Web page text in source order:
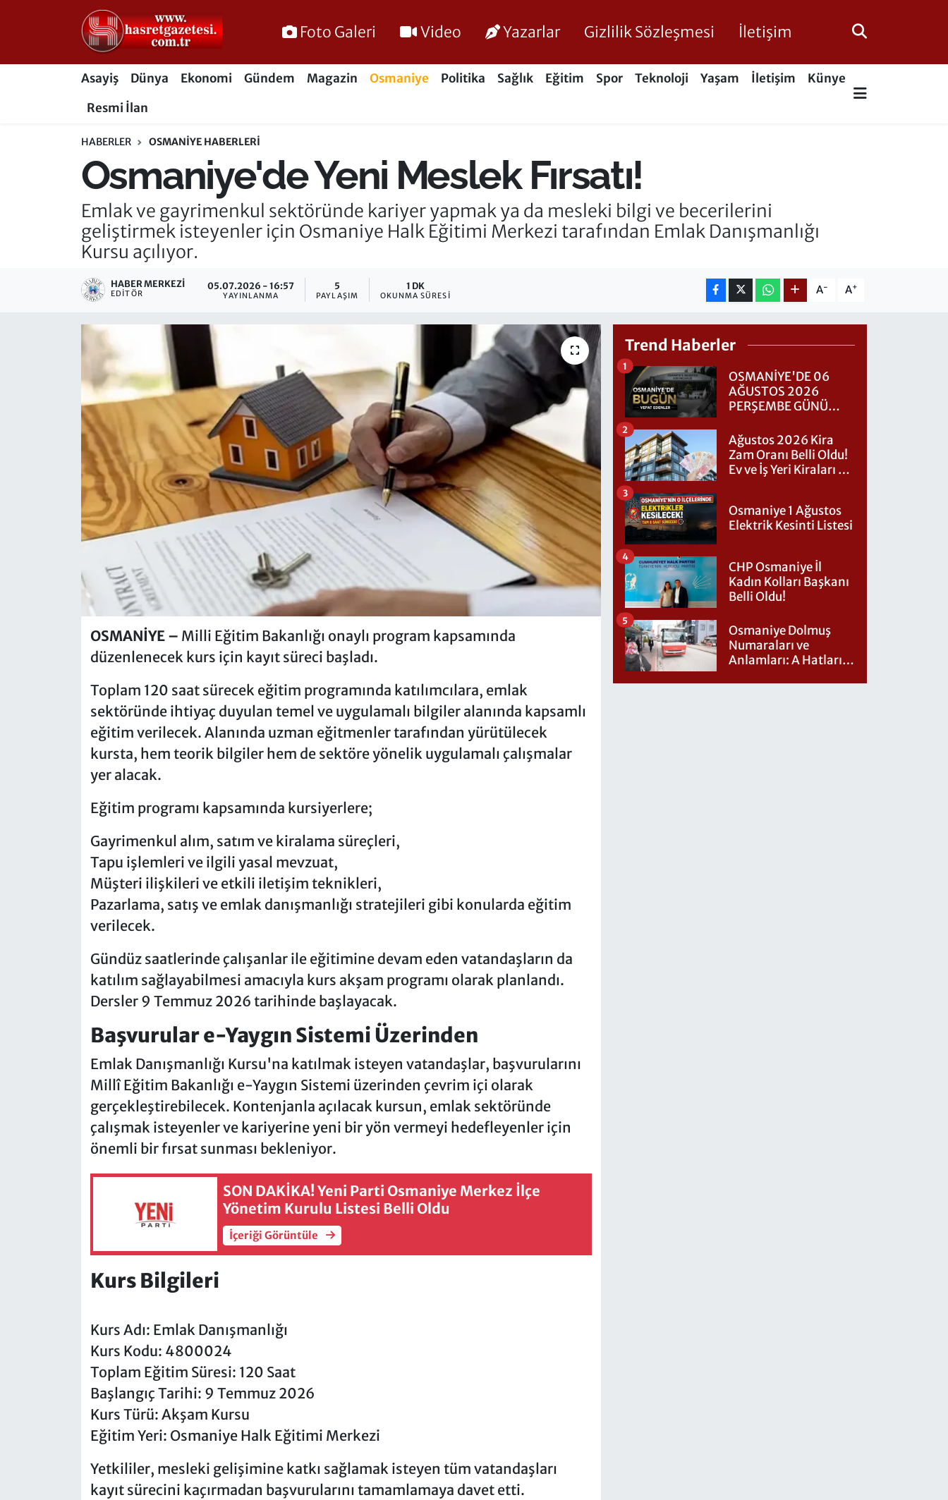
Foto Galeri Video Yazarlar Gizlilik Sözleşmesi İletişim
Asayiş Dünya Ekonomi Gündem Magazin Osmaniye Politika Sağlık Eğitim Spor Teknoloji Yaşam İletişim
Künye
Resmi İlan
HABERLER OSMANIYE HABERLERI
Osmaniye'de Yeni Meslek Fırsatı!
Emlak ve gayrimenkul sektöründe kariyer yapmak ya da mesleki bilgi ve becerilerini
geliştirmek isteyenler için Osmaniye Halk Eğitimi Merkezi tarafından Emlak Danışmanlığı
Kursu açılıyor.
HABER MERKEZI
EDITÖR
05.07.2026 - 16:57
YAYINLANMA
5
PAYLAŞIM
1 DK
OKUNMA SÜRESI A- A+
OSMANİYE – Milli Eğitim Bakanlığı onaylı program kapsamında
düzenlenecek kurs için kayıt süreci başladı.
Toplam 120 saat sürecek eğitim programında katılımcılara, emlak
sektöründe ihtiyaç duyulan temel ve uygulamalı bilgiler alanında kapsamlı
eğitim verilecek. Alanında uzman eğitmenler tarafından yürütülecek
kursta, hem teorik bilgiler hem de sektöre yönelik uygulamalı çalışmalar
yer alacak.
Eğitim programı kapsamında kursiyerlere;
Gayrimenkul alım, satım ve kiralama süreçleri,
Tapu işlemleri ve ilgili yasal mevzuat,
Müşteri ilişkileri ve etkili iletişim teknikleri,
Pazarlama, satış ve emlak danışmanlığı stratejileri gibi konularda eğitim
verilecek.
Gündüz saatlerinde çalışanlar ile eğitimine devam eden vatandaşların da
katılım sağlayabilmesi amacıyla kurs akşam programı olarak planlandı.
Dersler 9 Temmuz 2026 tarihinde başlayacak.
Başvurular e-Yaygın Sistemi Üzerinden
Emlak Danışmanlığı Kursu'na katılmak isteyen vatandaşlar, başvurularını
Millî Eğitim Bakanlığı e-Yaygın Sistemi üzerinden çevrim içi olarak
gerçekleştirebilecek. Kontenjanla açılacak kursun, emlak sektöründe
çalışmak isteyenler ve kariyerine yeni bir yön vermeyi hedefleyenler için
önemli bir fırsat sunması bekleniyor.
SON DAKİKA! Yeni Parti Osmaniye Merkez İlçe
Yönetim Kurulu Listesi Belli Oldu
İçeriği Görüntüle
Kurs Bilgileri
Kurs Adı: Emlak Danışmanlığı
Kurs Kodu: 4800024
Toplam Eğitim Süresi: 120 Saat
Başlangıç Tarihi: 9 Temmuz 2026
Kurs Türü: Akşam Kursu
Eğitim Yeri: Osmaniye Halk Eğitimi Merkezi
Yetkililer, mesleki gelişimine katkı sağlamak isteyen tüm vatandaşları
kayıt sürecini kaçırmadan başvurularını tamamlamaya davet etti.
Trend Haberler
OSMANİYE'DE 06
AĞUSTOS 2026
PERŞEMBE GÜNÜ
1
Ağustos 2026 Kira
Zam Oranı Belli Oldu!
Ev ve İş Yeri Kiraları Ne
2
Osmaniye 1 Ağustos
Elektrik Kesinti Listesi
3
CHP Osmaniye İl
Kadın Kolları Başkanı
Belli Oldu!
4
Osmaniye Dolmuş
Numaraları ve
Anlamları: A Hatları
5
Osmaniye Nöbetçi Eczaneler
Osmaniye Hava Durumu
Süper Lig Puan Durumu ve Fikstür
Son Dakika Haberleri